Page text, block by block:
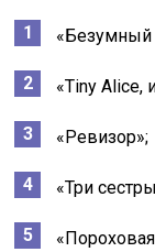
«Безумный
«Tiny Alice,
«Ревизор»;
«Три